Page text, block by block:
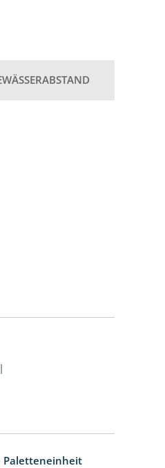
Paletteneinheit